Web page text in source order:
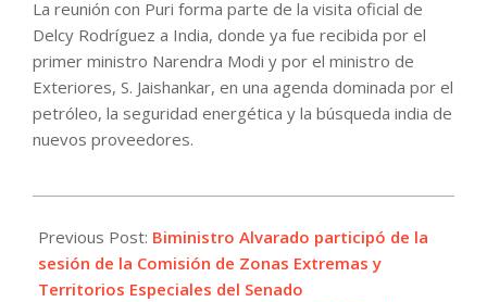
La reunión con Puri forma parte de la visita oficial de
Delcy Rodríguez a India, donde ya fue recibida por el
primer ministro Narendra Modi y por el ministro de
Exteriores, S. Jaishankar, en una agenda dominada por el
petróleo, la seguridad energética y la búsqueda india de
nuevos proveedores.
06-
05
Previous Post: Biministro Alvarado participó de la
sesión de la Comisión de Zonas Extremas y
Territorios Especiales del Senado